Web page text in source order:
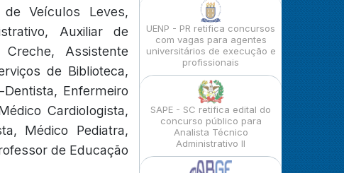
Veículos Leves,
Auxiliar de
Assistente
de Biblioteca,
Enfermeiro
Cardiologista,
Médico Pediatra,
de Educação
UENP - PR retifica concursos
com vagas para agentes
universitários de execução e
profissionais
SAPE - SC retifica edital do
concurso público para
Analista Técnico
Administrativo II